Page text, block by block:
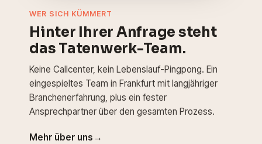
WER SICH KÜMMERT
Hinter Ihrer Anfrage steht
das Tatenwerk-Team.
Keine Callcenter, kein Lebenslauf-Pingpong. Ein
eingespieltes Team in Frankfurt mit langjähriger
Branchenerfahrung, plus ein fester
Ansprechpartner über den gesamten Prozess.
Mehr über uns →